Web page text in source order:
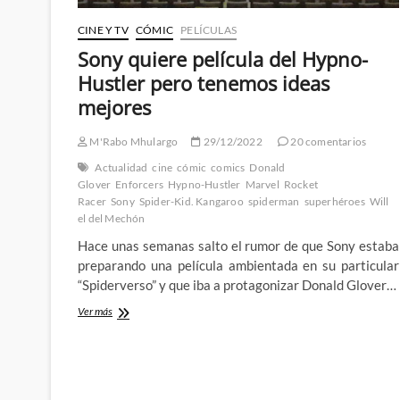
CINE Y TV CÓMIC PELÍCULAS
Sony quiere película del Hypno-
Hustler pero tenemos ideas
mejores
M'Rabo Mhulargo 29/12/2022
20 comentarios
Actualidad cine cómic comics Donald
Glover Enforcers Hypno-Hustler Marvel Rocket
Racer Sony Spider-Kid. Kangaroo spiderman superhéroes Will
el del Mechón
Hace unas semanas salto el rumor de que Sony estaba
preparando una película ambientada en su particular
“Spiderverso” y que iba a protagonizar Donald Glover…
Ver másSony